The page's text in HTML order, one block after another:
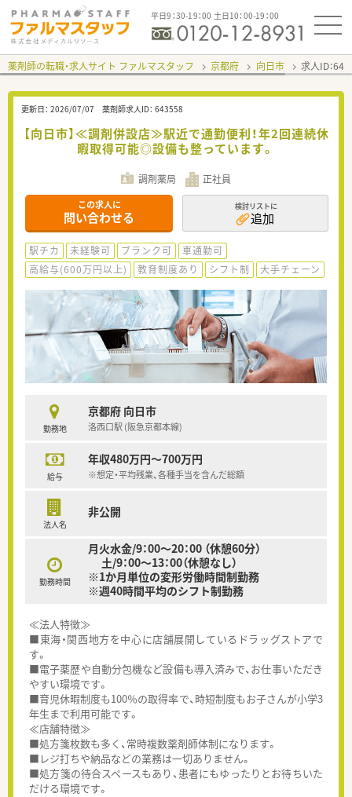
平日9：30-19：00 土日10：00-19：00
薬剤師の転職・求人サイト ファルマスタッフ 京都府 向日市 求人ID：
更新日： 2026/07/07 薬剤師求人ID： 643558
【向日市】≪調剤併設店≫駅近で通勤便利！年2回連続休
暇取得可能◎設備も整っています。
調剤薬局 正社員
この求人に
問い合わせる
検討リストに
追加
駅チカ 未経験可 ブランク可
車通勤可
高給与(600万円以上)
教育制度あり シフト制 大手チェーン
勤務地
京都府 向日市
洛西口駅 (阪急京都本線)
給与
年収480万円～700万円
※想定・平均残業、各種手当を含んだ総額
法人名
非公開
勤務時間
月火水金/9：00～20：00 （休憩60分）
土/9：00〜13：00（休憩なし）
※1か月単位の変形労働時間制勤務
※週40時間平均のシフト制勤務
≪法人特徴≫
■東海・関西地方を中心に店舗展開しているドラッグストアで
す。
■電子薬歴や自動分包機など設備も導入済みで、お仕事いただき
やすい環境です。
■育児休暇制度も100％の取得率で、時短制度もお子さんが小学3
年生まで利用可能です。
≪店舗特徴≫
■処方箋枚数も多く、常時複数薬剤師体制になります。
■レジ打ちや納品などの業務は一切ありません。
■処方箋の待合スペースもあり、患者にもゆったりとお待ちいた
だける環境です。